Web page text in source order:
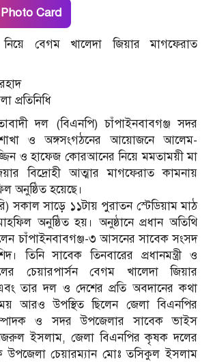
Card
বেগম খালেদা জিয়ার মাগফেরাত
প্রতিনিধি
দল (বিএনপি) চাঁপাইনবাবগঞ্জ সদর
ও অঙ্গসংগঠনের আয়োজনে আলেম-
ও হাফেজ কোরআনের নিয়ে মমতাময়ী মা
বিদ্রোহী আত্মার মাগফেরাত কামনায়
অনুষ্ঠিত হয়েছে।
সকাল সাড়ে ১১টায় পুরাতন স্টেডিয়াম মাঠ
অনুষ্ঠিত হয়। অনুষ্ঠানে প্রধান অতিথি
চাঁপাইনবাবগঞ্জ-৩ আসনের সাবেক সংসদ
তিনি সাবেক তিনবারের প্রধানমন্ত্রী ও
চেয়ারপার্সন বেগম খালেদা জিয়ার
তার দল ও দেশের প্রতি অবদানের কথা
আরও উপস্থিত ছিলেন জেলা বিএনপির
ও সদর উপজেলার সাবেক ভাইস
ইসলাম, জেলা বিএনপির কৃষক দলের
উপজেলা চেয়ারম্যান মোঃ তসিকুল ইসলাম